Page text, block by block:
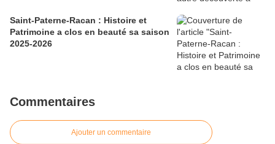
Saint-Paterne-Racan : Histoire et
Patrimoine a clos en beauté sa saison
2025-2026
Commentaires
Ajouter un commentaire